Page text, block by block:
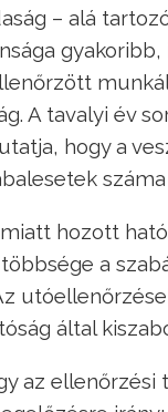
– alá
A tavalyi év
hogy a
hozott
a
által
az